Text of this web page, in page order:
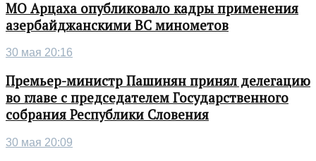
МО Арцаха опубликовало кадры применения
азербайджанскими ВС минометов
30 мая 20:16
Премьер-министр Пашинян принял делегацию
во главе с председателем Государственного
собрания Республики Словения
30 мая 20:09